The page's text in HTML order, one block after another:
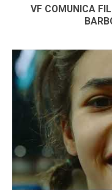
VF COMUNICA
...
32